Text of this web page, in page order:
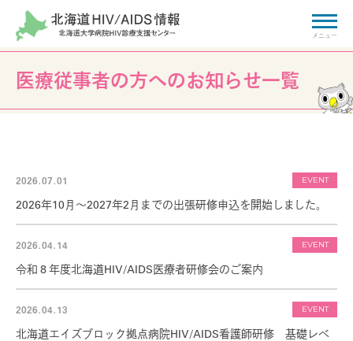
HIV/AIDSに関するご相談・お問い合わせ
検索
Basic knowledge
HIVとエイズについて
HIV感染からエイズ発症まで
医療従事者の方へのお知らせ一覧
2026.07.01 EVENT
2026年10月～2027年2月までの出張研修申込を開始しました。
2026.04.14 EVENT
令和８年度北海道HIV/AIDS医療者研修会のご案内
2026.04.13 EVENT
北海道エイズブロック拠点病院HIV/AIDS看護師研修 基礎レベ